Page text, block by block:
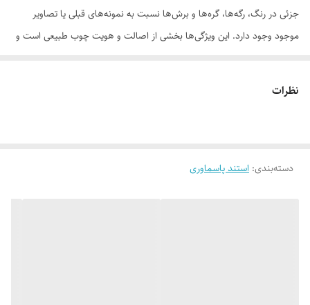
جزئی در رنگ، رگه‌ها، گره‌ها و برش‌ها نسبت به نمونه‌های قبلی یا تصاویر
موجود وجود دارد. این ویژگی‌ها بخشی از اصالت و هویت چوب طبیعی است و
سفارش به‌منزله‌ی پذیرش این موارد و آگاهی از ویژگی‌های طبیعی چوب هست
نظرات
دسته‌بندی: استند پاسماوری